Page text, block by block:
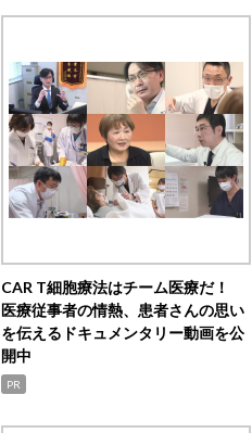
CAR T細胞療法はチーム医療だ！
医療従事者の情熱、患者さんの思い
を伝えるドキュメンタリー動画を公
開中
PR